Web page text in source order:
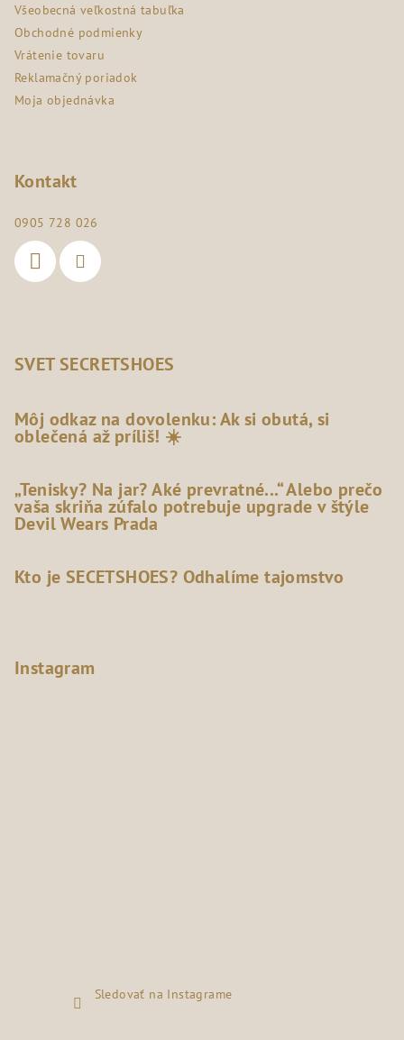
Všeobecná veľkostná tabuľka
Obchodné podmienky
Vrátenie tovaru
Reklamačný poriadok
Moja objednávka
Kontakt
0905 728 026
SVET SECRETSHOES
Môj odkaz na dovolenku: Ak si obutá, si
oblečená až príliš! ☀️
„Tenisky? Na jar? Aké prevratné...“ Alebo prečo
vaša skriňa zúfalo potrebuje upgrade v štýle
Devil Wears Prada
Kto je SECETSHOES? Odhalíme tajomstvo
Instagram
Sledovať na Instagrame